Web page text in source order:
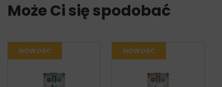
Może Ci się spodobać